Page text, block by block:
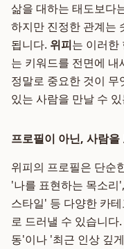
삶을 대하는 태도보다
하지만 진정한 관계는
됩니다. 위피는 이러한
는 키워드를 전면에
정말로 중요한 것이
있는 사람을 만날 수
프로필이 아닌, 사람을
위피의 프로필은 단순
'나를 표현하는 목소
스타일' 등 다양한 카
로 드러낼 수 있습니
동'이나 '최근 인상 깊